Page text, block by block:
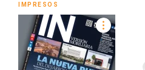
IMPRESOS